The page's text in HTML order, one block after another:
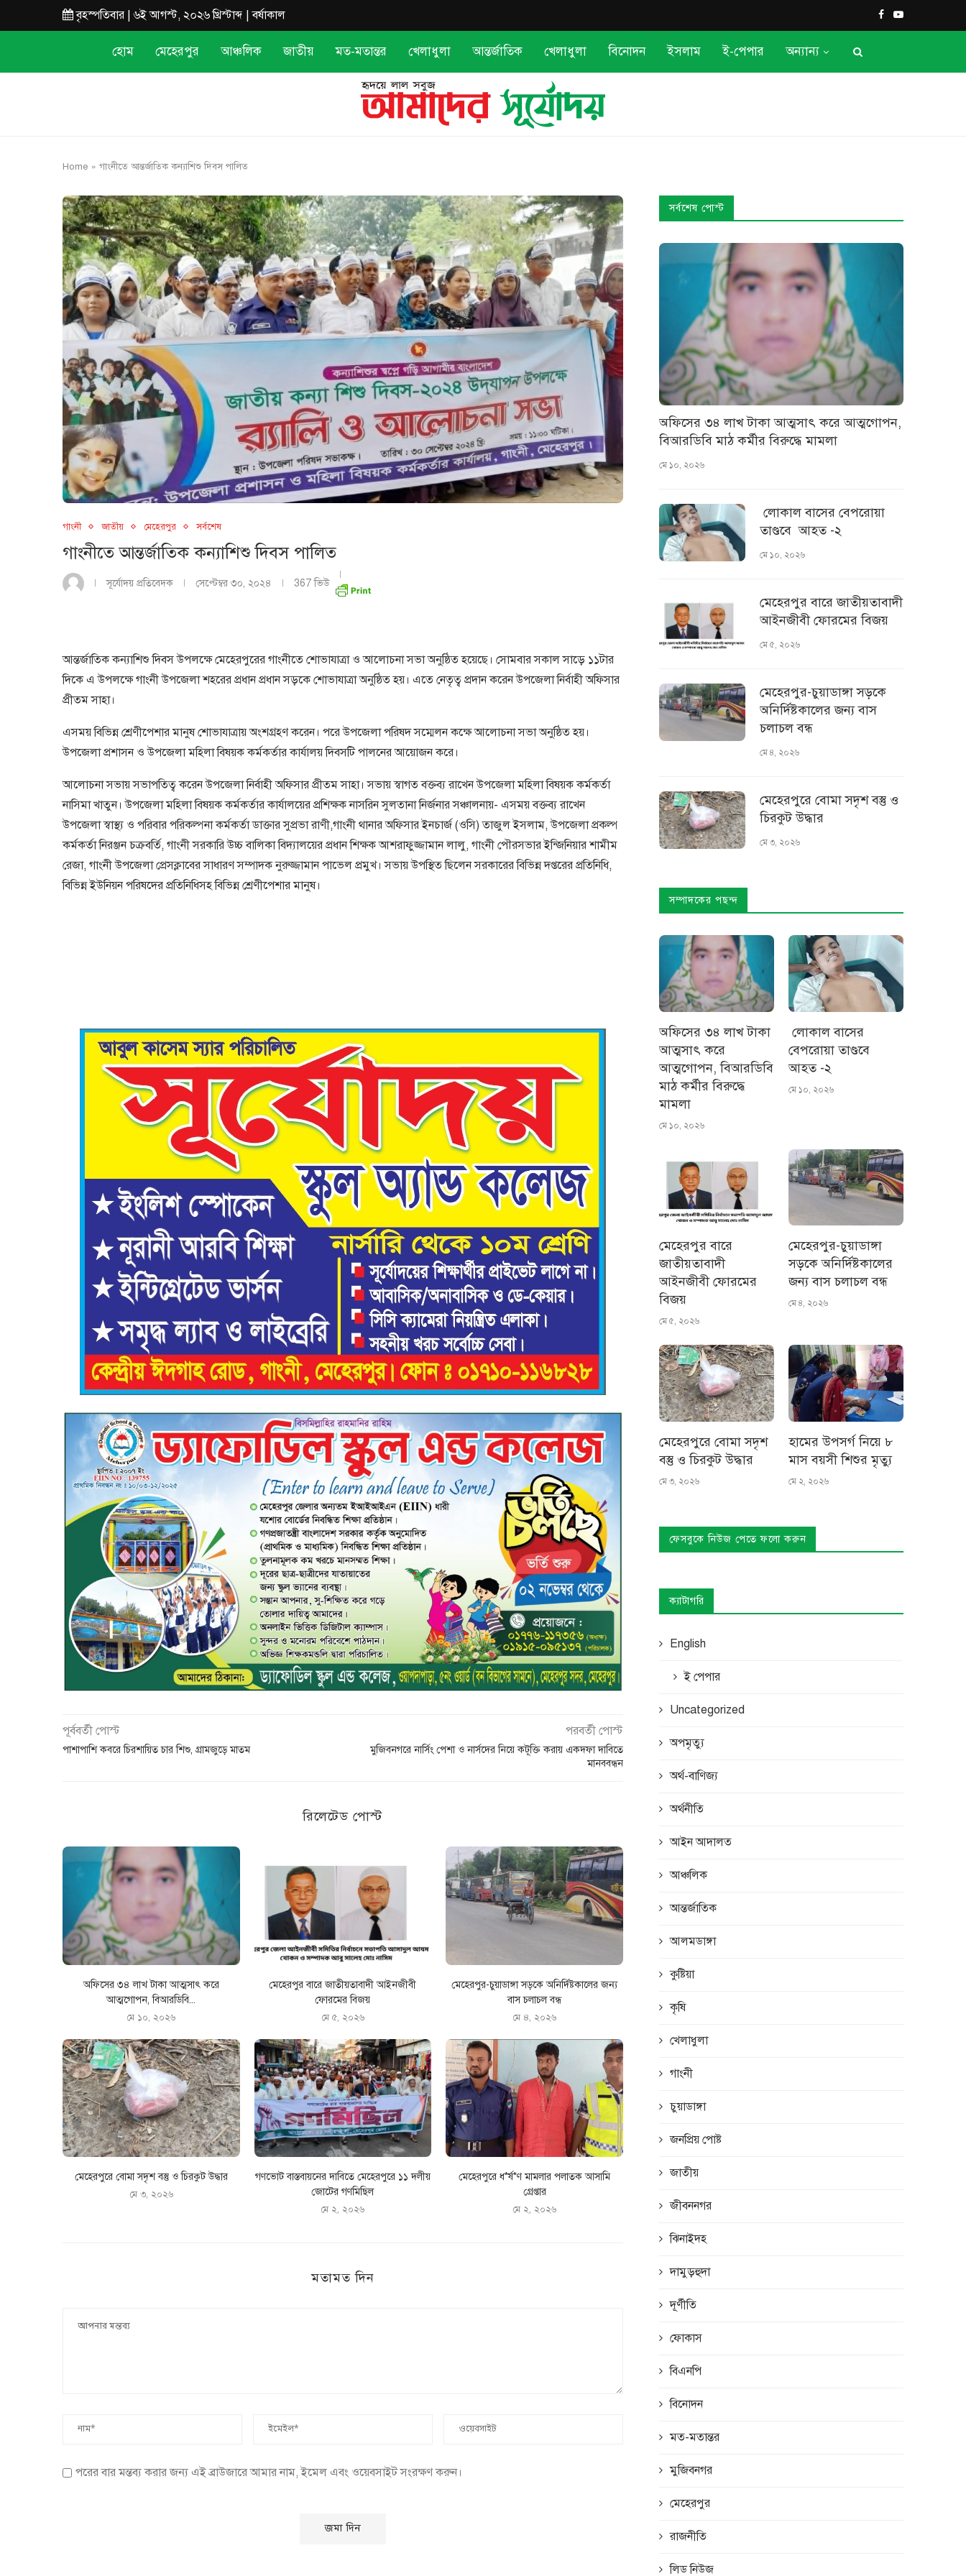
বৃহস্পতিবার | ৬ই আগস্ট, ২০২৬ খ্রিস্টাব্দ | বর্ষাকাল
হোম মেহেরপুর আঞ্চলিক জাতীয় মত-মতান্তর খেলাধুলা আন্তর্জাতিক খেলাধুলা বিনোদন ইসলাম ই-পেপার অন্যান্য
Home » গাংনীতে আন্তর্জাতিক কন্যাশিশু দিবস পালিত
গাংনী জাতীয় মেহেরপুর সর্বশেষ
গাংনীতে আন্তর্জাতিক কন্যাশিশু দিবস পালিত
সূর্যোদয় প্রতিবেদক সেপ্টেম্বর ৩০, ২০২৪ 367ভিউ
আন্তর্জাতিক কন্যাশিশু দিবস উপলক্ষে মেহেরপুরের গাংনীতে শােভাযাত্রা ও আলােচনা সভা অনুষ্ঠিত হয়েছে। সােমবার সকাল সাড়ে ১১টার
দিকে এ উপলক্ষে গাংনী উপজেলা শহরের প্রধান প্রধান সড়কে শােভাযাত্রা অনুষ্ঠিত হয়। এতে নেতৃত্ব প্রদান করেন উপজেলা নির্বাহী অফিসার
প্রীতম সাহা।
এসময় বিভিন্ন শ্রেণীপেশার মানুষ শােভাযাত্রায় অংশগ্রহণ করেন। পরে উপজেলা পরিষদ সম্মেলন কক্ষে আলোচনা সভা অনুষ্ঠিত হয়।
উপজেলা প্রশাসন ও উপজেলা মহিলা বিষয়ক কর্মকর্তার কার্যালয় দিবসটি পালনের আয়োজন করে।
আলােচনা সভায় সভাপতিত্ব করেন উপজেলা নির্বাহী অফিসার প্রীতম সাহা। সভায় স্বাগত বক্তব্য রাখেন উপজেলা মহিলা বিষয়ক কর্মকর্তা
নাসিমা খাতুন। উপজেলা মহিলা বিষয়ক কর্মকর্তার কার্যালয়ের প্রশিক্ষক নাসরিন সুলতানা নির্জনার সঞ্চালনায়- এসময় বক্তব্য রাখেন
উপজেলা স্বাস্থ্য ও পরিবার পরিকল্পনা কর্মকর্তা ডাক্তার সুপ্রভা রাণী,গাংনী থানার অফিসার ইনচার্জ (ওসি) তাজুল ইসলাম, উপজেলা প্রকল্প
কর্মকর্তা নিরঞ্জন চক্রবর্তি, গাংনী সরকারি উচ্চ বালিকা বিদ্যালয়ের প্রধান শিক্ষক আশরাফুজ্জামান লালু, গাংনী পৌরসভার ইন্জিনিয়ার শামীম
রেজা, গাংনী উপজেলা প্রেসক্লাবের সাধারণ সম্পাদক নুরুজ্জামান পাভেল প্রমুখ। সভায় উপস্থিত ছিলেন সরকারের বিভিন্ন দপ্তরের প্রতিনিধি,
বিভিন্ন ইউনিয়ন পরিষদের প্রতিনিধিসহ বিভিন্ন শ্রেণীপেশার মানুষ।
পূর্ববর্তী পোস্ট
পাশাপাশি কবরে চিরশায়িত চার শিশু, গ্রামজুড়ে মাতম
পরবর্তী পোস্ট
মুজিবনগরে নার্সিং পেশা ও নার্সদের নিয়ে কটূক্তি করায় একদফা দাবিতে
মানববন্ধন
রিলেটেড পোস্ট
অফিসের ৩৪ লাখ টাকা আত্মসাৎ করে
আত্মগোপন, বিআরডিবি...
মে ১০, ২০২৬
মেহেরপুর বারে জাতীয়তাবাদী আইনজীবী
ফোরমের বিজয়
মে ৫, ২০২৬
মেহেরপুর-চুয়াডাঙ্গা সড়কে অনির্দিষ্টকালের জন্য
বাস চলাচল বন্ধ
মে ৪, ২০২৬
মেহেরপুরে বোমা সদৃশ বস্তু ও চিরকুট উদ্ধার
মে ৩, ২০২৬
গণভোট বাস্তবায়নের দাবিতে মেহেরপুরে ১১ দলীয়
জোটের গণমিছিল
মে ২, ২০২৬
মেহেরপুরে ধ*র্ষ*ণ মামলার পলাতক আসামি
গ্রেপ্তার
মে ২, ২০২৬
মতামত দিন
পরের বার মন্তব্য করার জন্য এই ব্রাউজারে আমার নাম, ইমেল এবং ওয়েবসাইট সংরক্ষণ করুন।
সর্বশেষ পোস্ট
অফিসের ৩৪ লাখ টাকা আত্মসাৎ করে আত্মগোপন,
বিআরডিবি মাঠ কর্মীর বিরুদ্ধে মামলা
মে ১০, ২০২৬
লোকাল বাসের বেপরোয়া
তাণ্ডবে আহত -২
মে ১০, ২০২৬
মেহেরপুর বারে জাতীয়তাবাদী
আইনজীবী ফোরমের বিজয়
মে ৫, ২০২৬
মেহেরপুর-চুয়াডাঙ্গা সড়কে
অনির্দিষ্টকালের জন্য বাস
চলাচল বন্ধ
মে ৪, ২০২৬
মেহেরপুরে বোমা সদৃশ বস্তু ও
চিরকুট উদ্ধার
মে ৩, ২০২৬
সম্পাদকের পছন্দ
অফিসের ৩৪ লাখ টাকা
আত্মসাৎ করে
আত্মগোপন, বিআরডিবি
মাঠ কর্মীর বিরুদ্ধে
মামলা
মে ১০, ২০২৬
লোকাল বাসের
বেপরোয়া তাণ্ডবে
আহত -২
মে ১০, ২০২৬
মেহেরপুর বারে
জাতীয়তাবাদী
আইনজীবী ফোরমের
বিজয়
মে ৫, ২০২৬
মেহেরপুর-চুয়াডাঙ্গা
সড়কে অনির্দিষ্টকালের
জন্য বাস চলাচল বন্ধ
মে ৪, ২০২৬
মেহেরপুরে বোমা সদৃশ
বস্তু ও চিরকুট উদ্ধার
মে ৩, ২০২৬
হামের উপসর্গ নিয়ে ৮
মাস বয়সী শিশুর মৃত্যু
মে ২, ২০২৬
ফেসবুকে নিউজ পেতে ফলো করুন
ক্যাটাগরি
English
ই পেপার
Uncategorized
অপমৃত্যু
অর্থ-বাণিজ্য
অর্থনীতি
আইন আদালত
আঞ্চলিক
আন্তর্জাতিক
আলমডাঙ্গা
কুষ্টিয়া
কৃষি
খেলাধুলা
গাংনী
চুয়াডাঙ্গা
জনপ্রিয় পোষ্ট
জাতীয়
জীবননগর
ঝিনাইদহ
দামুড়হুদা
দূর্ণীতি
ফোকাস
বিএনপি
বিনোদন
মত-মতান্তর
মুজিবনগর
মেহেরপুর
রাজনীতি
লিড নিউজ